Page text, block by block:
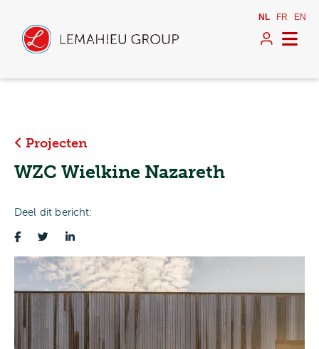
NL FR EN
Projecten
WZC Wielkine Nazareth
Deel dit bericht: